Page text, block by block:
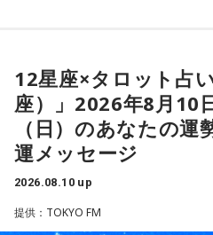
にエイヤッ、と決めておかしな
党のときもそう。結局、立憲の
いのかわからない、というのが
長野「余計、公明党寄りになっ
成した、というのもそうです。
イメージがあります」
衆議院の人が続々、落っこちて
というところにたどり着かない
議員の中には、仲のいい人、よ
は党が呼んだりネットで会議を
る」
12星座×タロット占
座）」2026年8月10
（日）のあなたの運
運メッセージ
2026.08.10 up
提供：TOKYO FM